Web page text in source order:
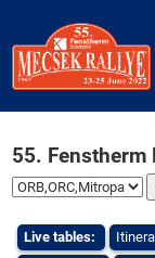
55. Fenstherm
Live tables: